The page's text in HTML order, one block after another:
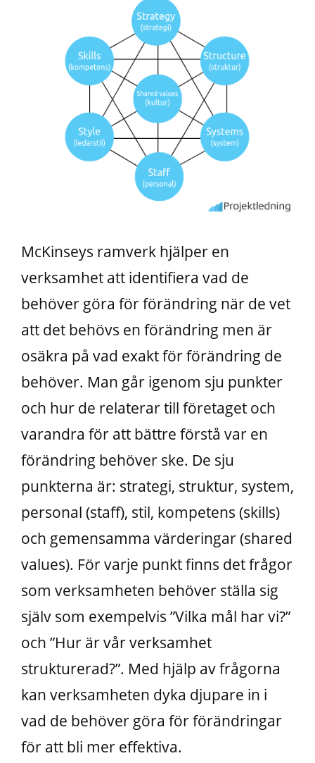
McKinseys ramverk hjälper en
verksamhet att identifiera vad de
behöver göra för förändring när de vet
att det behövs en förändring men är
osäkra på vad exakt för förändring de
behöver. Man går igenom sju punkter
och hur de relaterar till företaget och
varandra för att bättre förstå var en
förändring behöver ske. De sju
punkterna är: strategi, struktur, system,
personal (staff), stil, kompetens (skills)
och gemensamma värderingar (shared
values). För varje punkt finns det frågor
som verksamheten behöver ställa sig
själv som exempelvis ”Vilka mål har vi?”
och ”Hur är vår verksamhet
strukturerad?”. Med hjälp av frågorna
kan verksamheten dyka djupare in i
vad de behöver göra för förändringar
för att bli mer effektiva.